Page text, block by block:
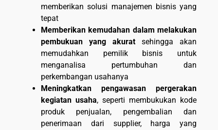
memberikan solusi manajemen bisnis yang
tepat
Memberikan kemudahan dalam melakukan
pembukuan yang akurat sehingga akan
memudahkan pemilik bisnis untuk
menganalisa pertumbuhan dan
perkembangan usahanya
Meningkatkan pengawasan pergerakan
kegiatan usaha, seperti membukukan kode
produk penjualan, pengembalian dan
penerimaan dari supplier, harga yang